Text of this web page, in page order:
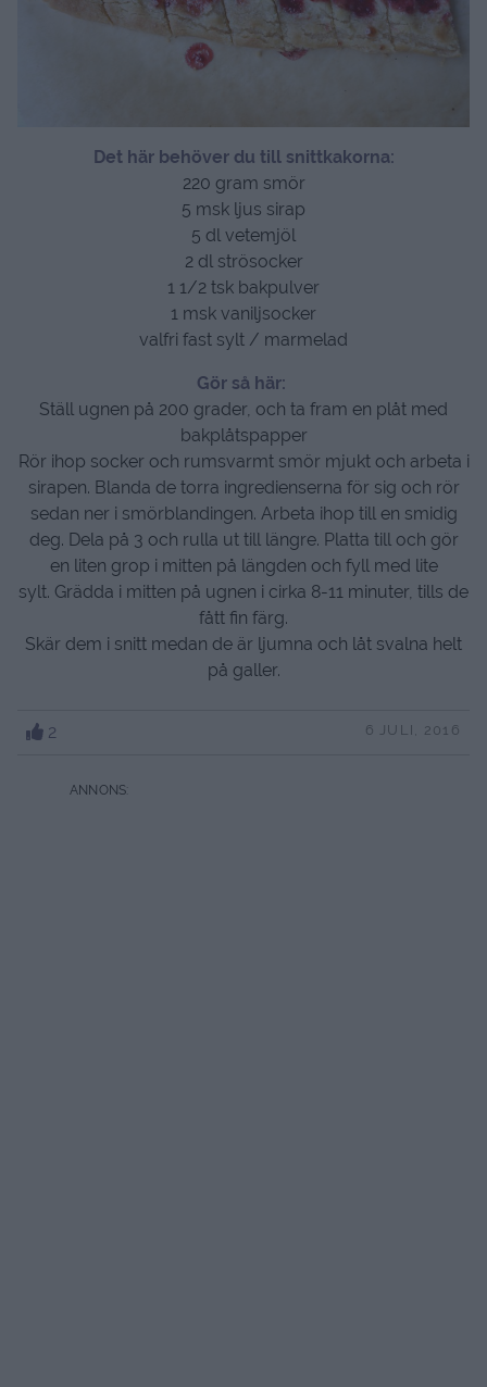
Det här behöver du till snittkakorna:
220 gram smör
5 msk ljus sirap
5 dl vetemjöl
2 dl strösocker
1 1/2 tsk bakpulver
1 msk vaniljsocker
valfri fast sylt / marmelad
Gör så här:
Ställ ugnen på 200 grader, och ta fram en plåt med
bakplåtspapper
Rör ihop socker och rumsvarmt smör mjukt och arbeta i
sirapen. Blanda de torra ingredienserna för sig och rör
sedan ner i smörblandingen. Arbeta ihop till en smidig
deg. Dela på 3 och rulla ut till längre. Platta till och gör
en liten grop i mitten på längden och fyll med lite
sylt. Grädda i mitten på ugnen i cirka 8-11 minuter, tills de
fått fin färg.
Skär dem i snitt medan de är ljumna och låt svalna helt
på galler.
2 6 JULI, 2016